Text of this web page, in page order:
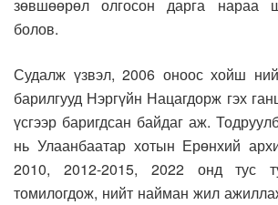
зөвшөөрөл олгосон дарга нараа
болов.
Судалж үзвэл, 2006 оноос хойш
барилгууд Нэргүйн Нацагдорж гэх
үсгээр баригдсан байдаг аж.
нь Улаанбаатар хотын Ерөнхий
2010, 2012-2015, 2022 онд тус
томилогдож, нийт найман жил